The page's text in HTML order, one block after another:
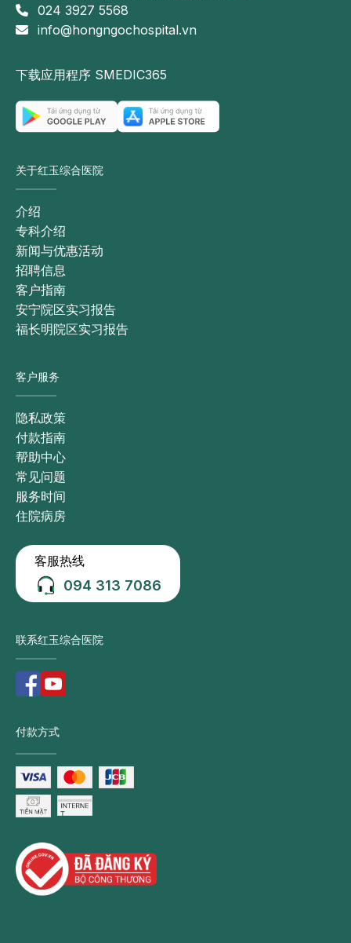
024 3927 5568
info@hongngochospital.vn
下载应用程序 SMEDIC365
关于红玉综合医院
介绍
专科介绍
新闻与优惠活动
招聘信息
客户指南
安宁院区实习报告
福长明院区实习报告
客户服务
隐私政策
付款指南
帮助中心
常见问题
服务时间
住院病房
客服热线
094 313 7086
联系红玉综合医院
付款方式